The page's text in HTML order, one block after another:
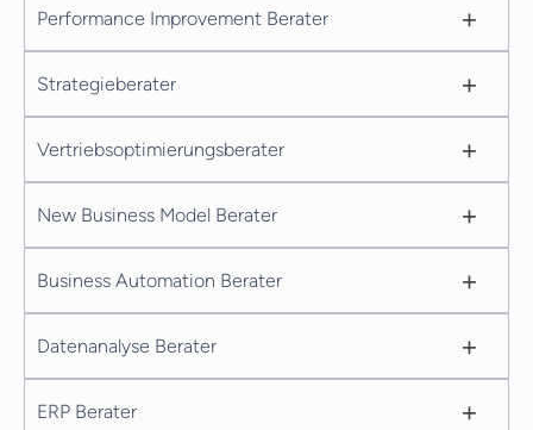
Performance Improvement Berater +
Strategieberater +
Vertriebsoptimierungsberater +
New Business Model Berater +
Business Automation Berater +
Datenanalyse Berater +
ERP Berater +